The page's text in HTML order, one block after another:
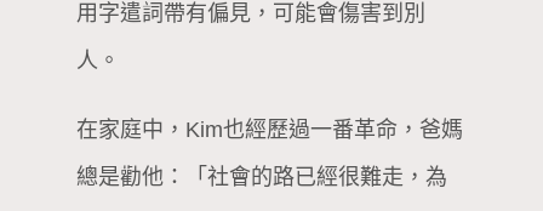
用字遣詞帶有偏見，可能會傷害到別
人。
在家庭中，Kim也經歷過一番革命，爸媽
總是勸他：「社會的路已經很難走，為